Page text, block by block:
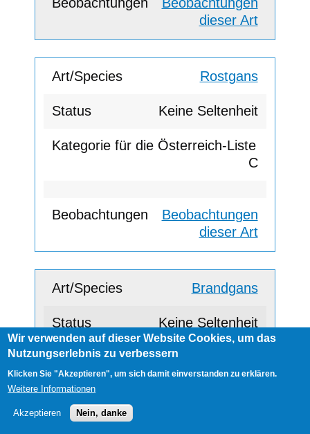
dieser Art
Rostgans
Keine Seltenheit
C
Beobachtungen
dieser Art
Brandgans
Keine Seltenheit
A
Wir verwenden auf dieser Website Cookies, um das
Nutzungserlebnis zu verbessern
Klicken Sie "Akzeptieren", um sich damit einverstanden zu erklären.
Weitere Informationen
Akzeptieren Nein, danke